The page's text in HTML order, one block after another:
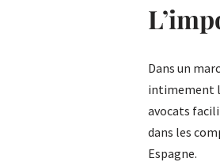
Dans un
intimement
avocats
dans les
Espagne.